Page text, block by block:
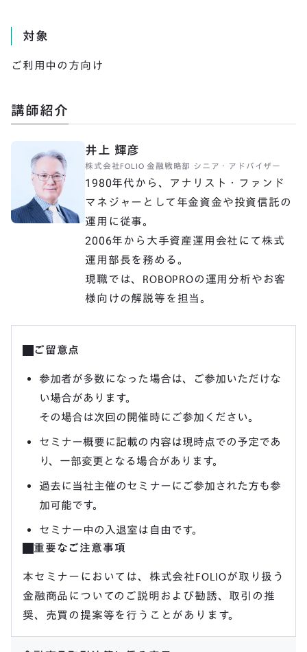
対象
ご利用中の方向け
講師紹介
井上 輝彦
株式会社FOLIO 金融戦略部 シニア・アドバイザー
1980年代から、アナリスト・ファンド
マネジャーとして年金資金や投資信託の
運用に従事。
2006年から大手資産運用会社にて株式
運用部長を務める。
現職では、ROBOPROの運用分析やお客
様向けの解説等を担当。
ご留意点
参加者が多数になった場合は、ご参加いただけな
い場合があります。
その場合は次回の開催時にご参加ください。
セミナー概要に記載の内容は現時点での予定であ
り、一部変更となる場合があります。
過去に当社主催のセミナーにご参加された方も参
加可能です。
セミナー中の入退室は自由です。
重要なご注意事項
本セミナーにおいては、株式会社FOLIOが取り扱う
金融商品についてのご説明および勧誘、取引の推
奨、売買の提案等を行うことがあります。